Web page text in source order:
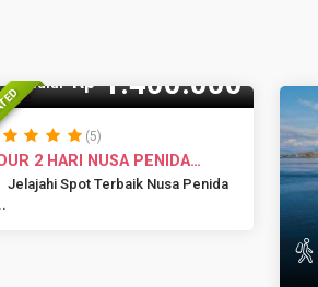
Mulai Rp1.400.000
(5)
2 HARI NUSA PENIDA
...
Jelajahi Spot Terbaik Nusa Penida